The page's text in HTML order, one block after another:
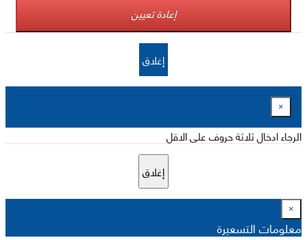
إعادة تعيين
إغلاق
×
الرجاء ادخال ثلاثة حروف على الاقل
إغلاق
×
معلومات التسعيرة